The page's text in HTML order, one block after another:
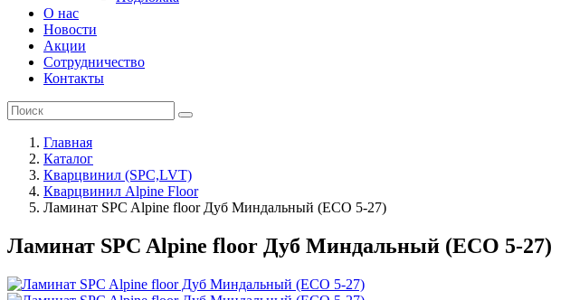
О нас
Новости
Акции
Сотрудничество
Контакты
Главная
Каталог
Кварцвинил (SPC,LVT)
Кварцвинил Alpine Floor
Ламинат SPC Alpine floor Дуб Миндальный (ЕСО 5-27)
Ламинат SPC Alpine floor Дуб Миндальный (ЕСО 5-27)